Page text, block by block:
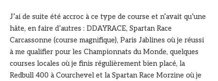
J’ai de suite été accroc à ce type de course et n’avait qu’une
hâte, en faire d’autres : DDAYRACE, Spartan Race
Carcassonne (course magnifique), Paris Jablines où je réussi
à me qualifier pour les Championnats du Monde, quelques
courses locales où je finis régulièrement bien placé, la
Redbull 400 à Courchevel et la Spartan Race Morzine où je